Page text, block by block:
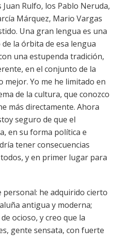
Rulfo, los Pablo Neruda,
Márquez, Mario Vargas
Una gran lengua es una
la órbita de esa lengua
una estupenda tradición,
en el conjunto de la
Yo me he limitado en
de la cultura, que conozco
más directamente. Ahora
seguro de que el
en su forma política e
tener consecuencias
y en primer lugar para
he adquirido cierto
antigua y moderna;
ocioso, y creo que la
gente sensata, con fuerte